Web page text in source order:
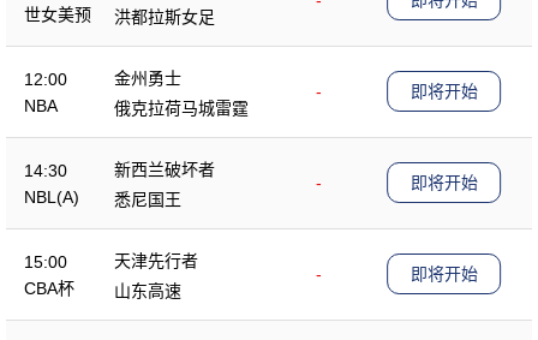
世女美预
洪都拉斯女足
12:00
NBA
金州勇士
-
俄克拉荷马城雷霆
即将开始
14:30
NBL(A)
新西兰破坏者
-
悉尼国王
即将开始
15:00
CBA杯
天津先行者
-
山东高速
即将开始